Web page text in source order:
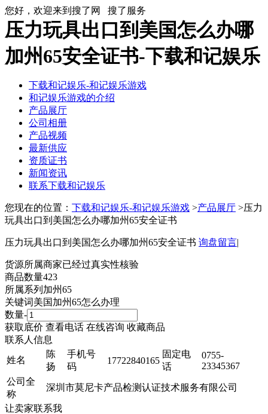
您好，欢迎来到搜了网 搜了服务
压力玩具出口到美国怎么办哪
加州65安全证书-下载和记娱乐
下载和记娱乐-和记娱乐游戏
和记娱乐游戏的介绍
产品展厅
公司相册
产品视频
最新供应
资质证书
新闻资讯
联系下载和记娱乐
您现在的位置： 下载和记娱乐-和记娱乐游戏 >产品展厅 >压力
玩具出口到美国怎么办哪加州65安全证书
压力玩具出口到美国怎么办哪加州65安全证书 询盘留言|
货源所属商家已经过真实性核验
商品数量423
所属系列 加州65
关键词美国加州65怎么办理
数量-
获取底价 查看电话 在线咨询 收藏商品
联系人信息
姓名
陈
扬
手机号
码
17722840165
固定电
话
0755-
23345367
公司全
称
深圳市莫尼卡产品检测认证技术服务有限公司
让卖家联系我